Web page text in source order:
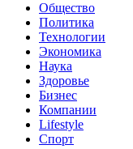
Общество
Политика
Технологии
Экономика
Наука
Здоровье
Бизнес
Компании
Lifestyle
Спорт